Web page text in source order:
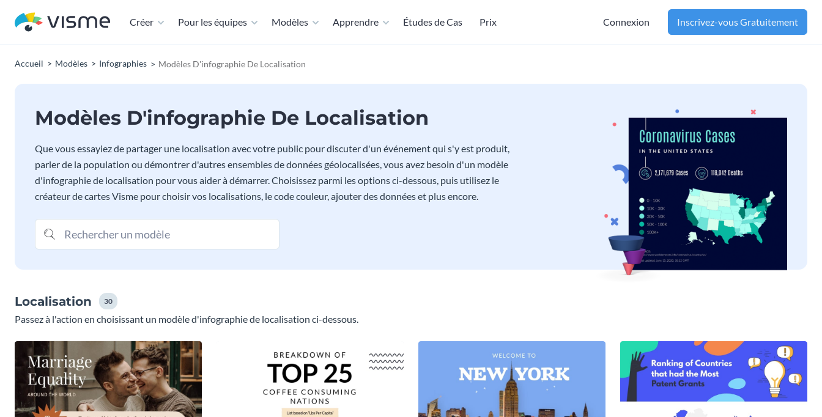
Créer Pour les équipes Modèles Apprendre Études de Cas Prix Connexion Inscrivez-vous Gratuitement
Accueil Modèles Infographies Modèles D'infographie De Localisation
Modèles D'infographie De Localisation
Que vous essayiez de partager une localisation avec votre public pour discuter d'un événement qui s'y est produit,
parler de la population ou démontrer d'autres ensembles de données géolocalisées, vous avez besoin d'un modèle
d'infographie de localisation pour vous aider à démarrer. Choisissez parmi les options ci-dessous, puis utilisez le
créateur de cartes Visme pour choisir vos localisations, le code couleur, ajouter des données et plus encore.
Localisation 30
Passez à l'action en choisissant un modèle d'infographie de localisation ci-dessous.